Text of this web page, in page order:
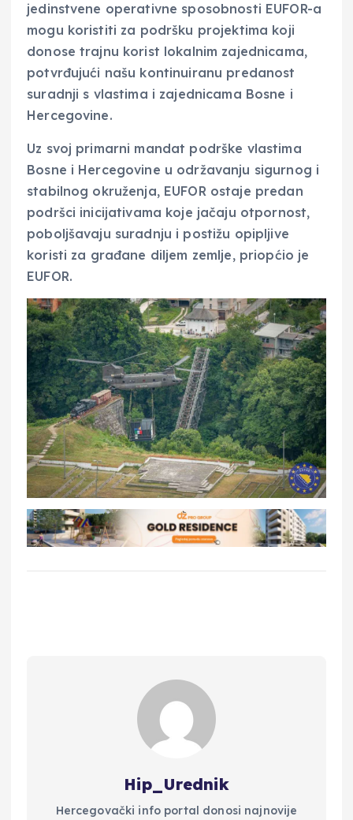
jedinstvene operativne sposobnosti EUFOR-a
mogu koristiti za podršku projektima koji
donose trajnu korist lokalnim zajednicama,
potvrđujući našu kontinuiranu predanost
suradnji s vlastima i zajednicama Bosne i
Hercegovine.
Uz svoj primarni mandat podrške vlastima
Bosne i Hercegovine u održavanju sigurnog i
stabilnog okruženja, EUFOR ostaje predan
podršci inicijativama koje jačaju otpornost,
poboljšavaju suradnju i postižu opipljive
koristi za građane diljem zemlje, priopćio je
EUFOR.
Hip_Urednik
Hercegovački info portal donosi najnovije